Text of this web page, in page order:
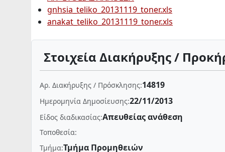
gnhsia_teliko_20131119_toner.xls
anakat_teliko_20131119_toner.xls
Στοιχεία Διακήρυξης /
Αρ. Διακήρυξης / Πρόσκλησης:14819
Ημερομηνία Δημοσίευσης:22/11/2013
Είδος διαδικασίας:Απευθείας ανάθεση
Τοποθεσία:
Τμήμα:Τμήμα Προμηθειών